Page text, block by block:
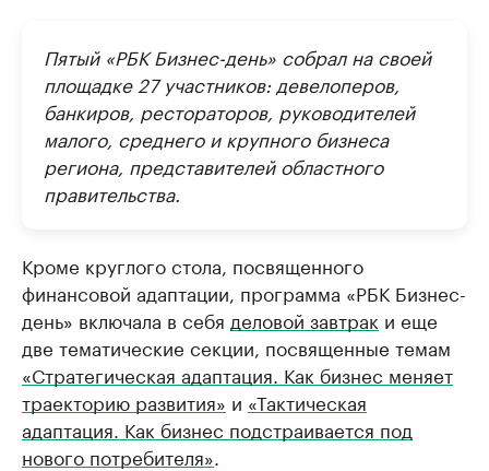
Пятый «РБК Бизнес-день» собрал на своей
площадке 27 участников: девелоперов,
банкиров, рестораторов, руководителей
малого, среднего и крупного бизнеса
региона, представителей областного
правительства.
Кроме круглого стола, посвященного
финансовой адаптации, программа «РБК Бизнес-
день» включала в себя деловой завтрак и еще
две тематические секции, посвященные темам
«Стратегическая адаптация. Как бизнес меняет
траекторию развития» и «Тактическая
адаптация. Как бизнес подстраивается под
нового потребителя»